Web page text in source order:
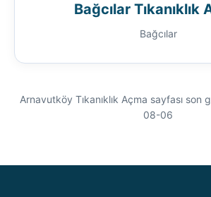
Bağcılar Tıkanıklık
Bağcılar
Arnavutköy Tıkanıklık Açma sayfası son
08-06